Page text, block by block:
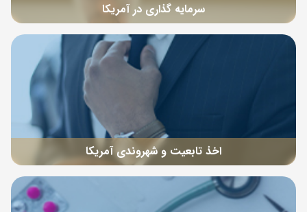
سرمایه گذاری در آمریکا
اخذ تابعیت و شهروندی آمریکا